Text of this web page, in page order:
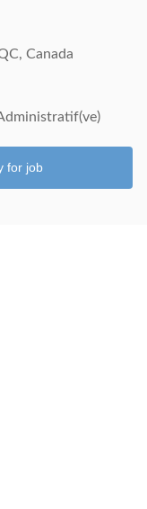
Canada
for job